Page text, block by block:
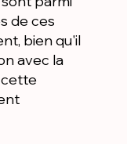
de ces
bien qu'il
avec la
cette